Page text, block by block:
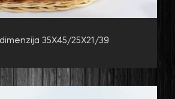
35X45/25X21/39